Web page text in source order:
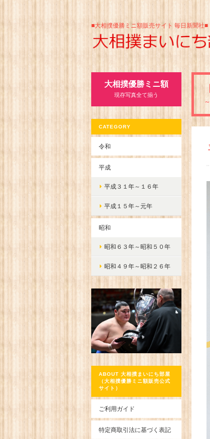
■大相撲優勝ミニ額販売サイト 毎日新聞社
大相撲優勝ミニ額
現存写真全て揃う
CATEGORY
令和
平成
平成３１年～１６年
平成１５年～元年
昭和
昭和６３年～昭和５０年
昭和４９年～昭和２６年
ABOUT 大相撲まいにち部屋
（大相撲優勝ミニ額販売公式
サイト）
ご利用ガイド
特定商取引法に基づく表記